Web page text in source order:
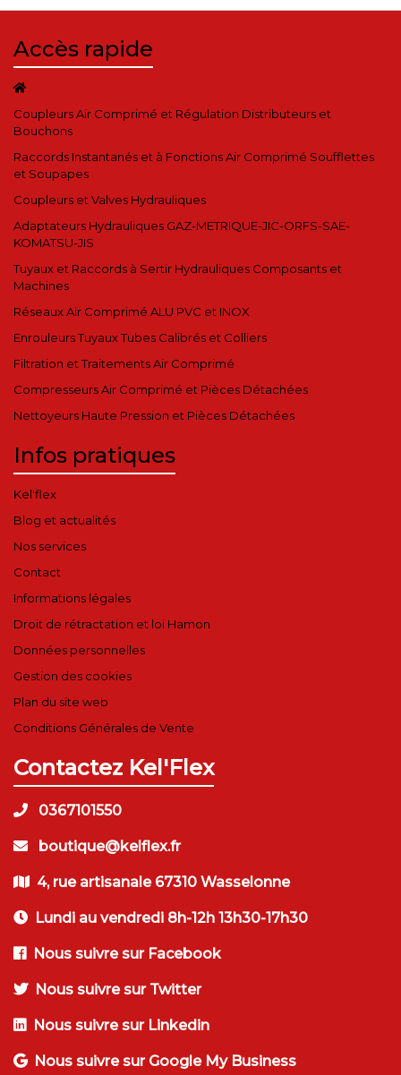
Accès rapide
Coupleurs Air Comprimé et Régulation Distributeurs et
Bouchons
Raccords Instantanés et à Fonctions Air Comprimé Soufflettes
et Soupapes
Coupleurs et Valves Hydrauliques
Adaptateurs Hydrauliques GAZ-METRIQUE-JIC-ORFS-SAE-
KOMATSU-JIS
Tuyaux et Raccords à Sertir Hydrauliques Composants et
Machines
Réseaux Air Comprimé ALU PVC et INOX
Enrouleurs Tuyaux Tubes Calibrés et Colliers
Filtration et Traitements Air Comprimé
Compresseurs Air Comprimé et Pièces Détachées
Nettoyeurs Haute Pression et Pièces Détachées
Infos pratiques
Kel'flex
Blog et actualités
Nos services
Contact
Informations légales
Droit de rétractation et loi Hamon
Données personnelles
Gestion des cookies
Plan du site web
Conditions Générales de Vente
Contactez Kel'Flex
0367101550
boutique@kelflex.fr
4, rue artisanale 67310 Wasselonne
Lundi au vendredi 8h-12h 13h30-17h30
Nous suivre sur Facebook
Nous suivre sur Twitter
Nous suivre sur Linkedin
Nous suivre sur Google My Business